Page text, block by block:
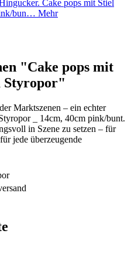
Cake pops mit Stiel
bun… Mehr
"Cake pops mit
Styropor"
Marktszenen – ein echter
_ 14cm, 40cm pink/bunt.
in Szene zu setzen – für
jede überzeugende